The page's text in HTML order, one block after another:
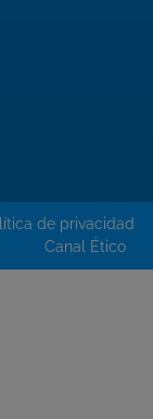
de privacidad
Canal Ético